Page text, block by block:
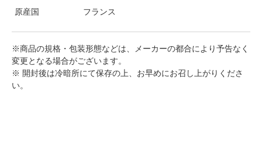
原産国 フランス
※商品の規格・包装形態などは、メーカーの都合により予告なく
変更となる場合がございます。
※ 開封後は冷暗所にて保存の上、お早めにお召し上がりくださ
い。